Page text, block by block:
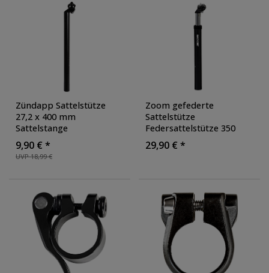
Zündapp Sattelstütze
27,2 x 400 mm
Sattelstange
Patentsattelstütze
Aluminium Fahrrad E-
Bike Fahrradsattelstütze
UVP 18,99 €
9,90 € *
Zoom gefederte
Sattelstütze
Federsattelstütze 350
mm Fahrrad
Sattelfederung 31,6 mm
Farbe: schwarz
29,90 € *